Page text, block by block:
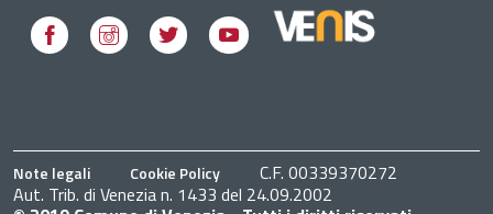
Facebook Instagram Twitter Youtube
Note legali Cookie Policy
C.F. 00339370272
Aut. Trib. di Venezia n. 1433 del 24.09.2002